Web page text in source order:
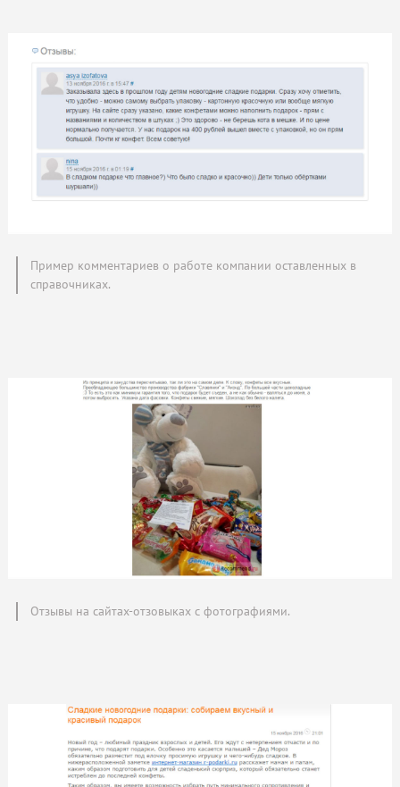
Пример комментариев о работе компании оставленных в
справочниках.
Отзывы на сайтах-отзовыках с фотографиями.